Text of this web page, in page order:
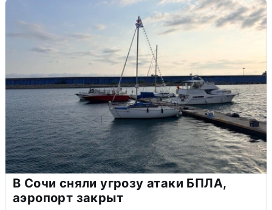
В Сочи сняли угрозу атаки БПЛА,
аэропорт закрыт